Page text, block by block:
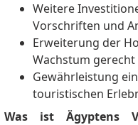
Weitere
Vorschriften und
Erweiterung der
Wachstum
Gewährleistung
touristischen
Was ist Ägyptens